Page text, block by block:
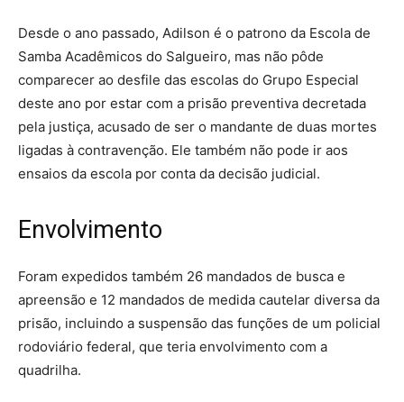
Desde o ano passado, Adilson é o patrono da Escola de
Samba Acadêmicos do Salgueiro, mas não pôde
comparecer ao desfile das escolas do Grupo Especial
deste ano por estar com a prisão preventiva decretada
pela justiça, acusado de ser o mandante de duas mortes
ligadas à contravenção. Ele também não pode ir aos
ensaios da escola por conta da decisão judicial.
Envolvimento
Foram expedidos também 26 mandados de busca e
apreensão e 12 mandados de medida cautelar diversa da
prisão, incluindo a suspensão das funções de um policial
rodoviário federal, que teria envolvimento com a
quadrilha.